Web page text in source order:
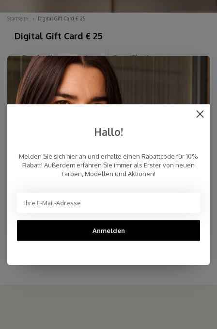
Startseite Digital Gift Card € 25
Digital Gift Card € 25
Beschreibung anzeigen
Spezifikationen
anzeigen
Sie können sich nicht entscheiden? Bestellen Sie hier eine
digitale Geschenkkarte in einem Betrag Ihrer Wahl. Sie
erhalten die ansprechende digitale Karte zunächst per E-
Mail und können sie anschließend jederzeit zusammen mit
Kostenloser Versand innerhalb der Niederlande, auch Abholung
Persönlicher Kundenservice
Top Reviews 9.4
Hallo!
Melden Sie sich hier an und erhalte einen Rabattcode für 10%
Rabatt! Außerdem erfähren Sie immer als Erster von neuen
Farben, Modellen und Aktionen!
Anmelden